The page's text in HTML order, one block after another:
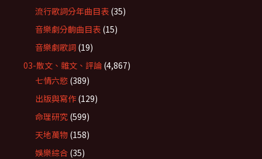
流行歌詞分年曲目表 (35)
音樂劇分齣曲目表 (15)
音樂劇歌詞 (19)
03-散文、雜文、評論 (4,867)
七情六慾 (389)
出版與寫作 (129)
命理研究 (599)
天地萬物 (158)
娛樂綜合 (35)